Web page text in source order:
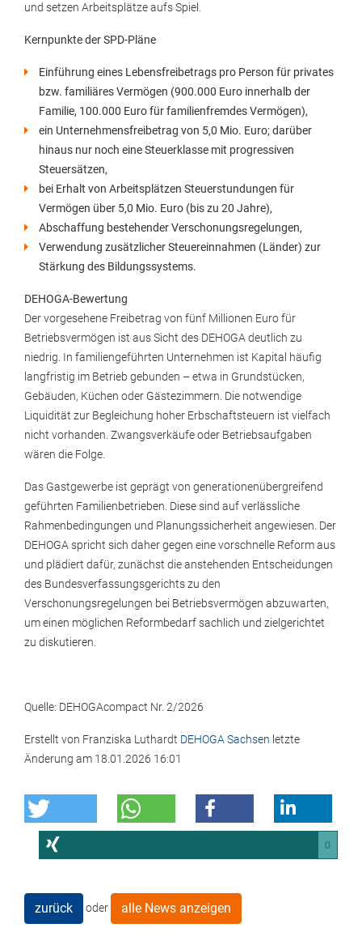
und setzen Arbeitsplätze aufs Spiel.
Kernpunkte der SPD-Pläne
Einführung eines Lebensfreibetrags pro Person für privates
bzw. familiäres Vermögen (900.000 Euro innerhalb der
Familie, 100.000 Euro für familienfremdes Vermögen),
ein Unternehmensfreibetrag von 5,0 Mio. Euro; darüber
hinaus nur noch eine Steuerklasse mit progressiven
Steuersätzen,
bei Erhalt von Arbeitsplätzen Steuerstundungen für
Vermögen über 5,0 Mio. Euro (bis zu 20 Jahre),
Abschaffung bestehender Verschonungsregelungen,
Verwendung zusätzlicher Steuereinnahmen (Länder) zur
Stärkung des Bildungssystems.
DEHOGA-Bewertung
Der vorgesehene Freibetrag von fünf Millionen Euro für
Betriebsvermögen ist aus Sicht des DEHOGA deutlich zu
niedrig. In familiengeführten Unternehmen ist Kapital häufig
langfristig im Betrieb gebunden – etwa in Grundstücken,
Gebäuden, Küchen oder Gästezimmern. Die notwendige
Liquidität zur Begleichung hoher Erbschaftsteuern ist vielfach
nicht vorhanden. Zwangsverkäufe oder Betriebsaufgaben
wären die Folge.
Das Gastgewerbe ist geprägt von generationenübergreifend
geführten Familienbetrieben. Diese sind auf verlässliche
Rahmenbedingungen und Planungssicherheit angewiesen. Der
DEHOGA spricht sich daher gegen eine vorschnelle Reform aus
und plädiert dafür, zunächst die anstehenden Entscheidungen
des Bundesverfassungsgerichts zu den
Verschonungsregelungen bei Betriebsvermögen abzuwarten,
um einen möglichen Reformbedarf sachlich und zielgerichtet
zu diskutieren.
Quelle: DEHOGAcompact Nr. 2/2026
Erstellt von Franziska Luthardt DEHOGA Sachsen letzte
Änderung am 18.01.2026 16:01
0
zurück oder alle News anzeigen